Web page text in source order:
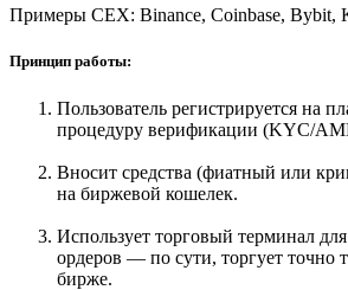
Примеры CEX: Binance, Coinbase, Bybit,
Принцип работы:
Пользователь регистрируется на
процедуру верификации (KYC/
Вносит средства (фиатный или
на биржевой кошелек.
Использует торговый терминал
ордеров — по сути, торгует точно
бирже.